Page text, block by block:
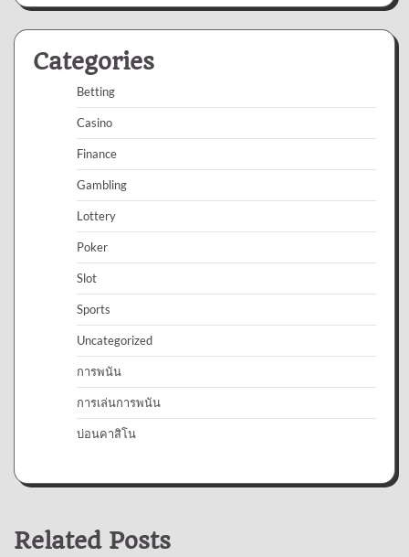
Categories
Betting
Casino
Finance
Gambling
Lottery
Poker
Slot
Sports
Uncategorized
การพนัน
การเล่นการพนัน
บ่อนคาสิโน
Related Posts